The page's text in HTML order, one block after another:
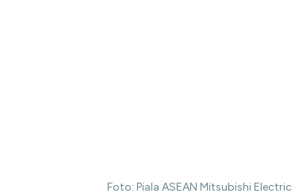
Foto: Piala ASEAN Mitsubishi Electric